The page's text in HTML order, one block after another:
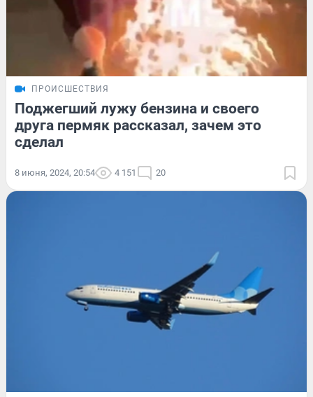
ПРОИСШЕСТВИЯ
Поджегший лужу бензина и своего
друга пермяк рассказал, зачем это
сделал
8 июня, 2024, 20:54 4 151 20